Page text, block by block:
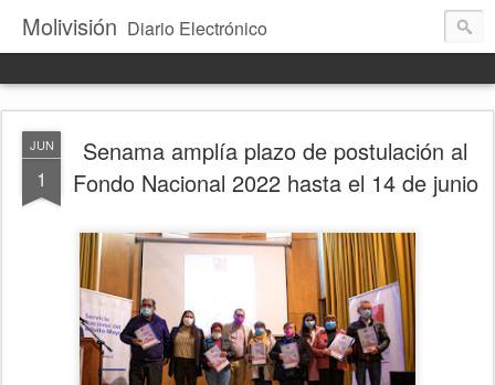
Molivisión Diario Electrónico
JUN
1
Senama amplía plazo de postulación al
Fondo Nacional 2022 hasta el 14 de junio